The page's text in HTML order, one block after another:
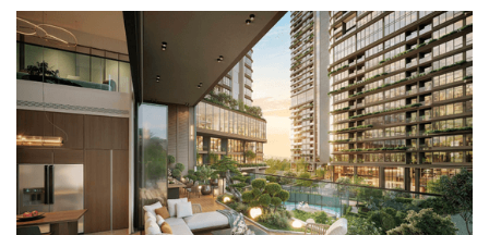
yếu tố tốt nhất được chắt lọc và hội tụ trong cùng một sản
phẩm. Được phát triển theo tinh thần đó, bộ sưu tập căn hộ giới
hạn tại The Magnolia chính là sự kết tinh của những giá trị được
lựa chọn kỹ lưỡng nhất, dành cho những chủ nhân tìm kiếm một
chuẩn sống khác biệt.